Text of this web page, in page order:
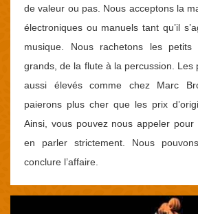
de valeur ou pas. Nous acceptons la
électroniques ou manuels tant qu’il
musique. Nous rachetons les
grands, de la flute à la percussion. Les
aussi élevés comme chez Marc
paierons plus cher que les prix
Ainsi, vous pouvez nous appeler pour
en parler strictement. Nous
conclure l’affaire.